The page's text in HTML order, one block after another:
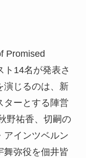
Promised
ト14名が発表さ
演じるのは、新
ターとする陣営
野祐香、切嗣の
アインツベルン
舞弥役を佃井皆